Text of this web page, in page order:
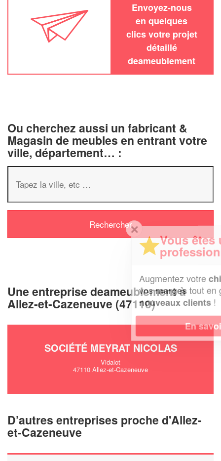
Envoyez-nous
en quelques
clics votre projet
détaillé
deameublement
Ou cherchez aussi un fabricant &
Magasin de meubles en entrant votre
ville, département… :
Une entreprise deameublement à
Allez-et-Cazeneuve (47110)
SOCIÉTÉ MEYRAT NICOLAS
Vidalot
47110 Allez-et-Cazeneuve
D’autres entreprises proche d'Allez-
et-Cazeneuve
Vous êtes un
professionnel ?
chiffre d'affaireset
vosmargestout en gagnant de
nouveaux clients!
En savoir plus